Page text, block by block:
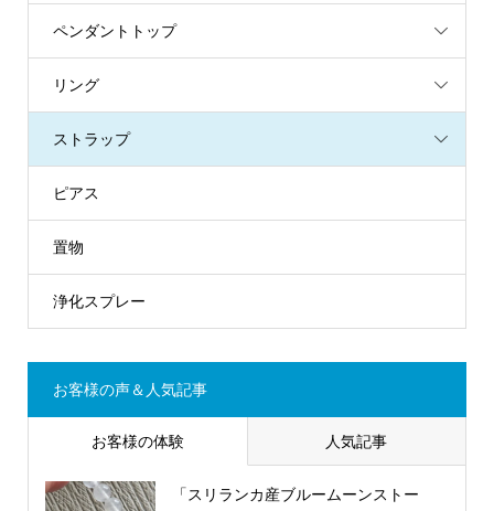
ペンダントトップ
リング
ストラップ
ピアス
置物
浄化スプレー
お客様の声＆人気記事
お客様の体験 人気記事
「スリランカ産ブルームーンストー